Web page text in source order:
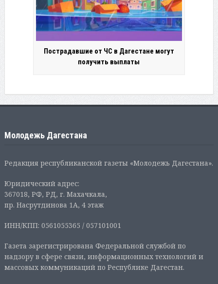
Пострадавшие от ЧС в Дагестане могут
получить выплаты
Молодежь Дагестана
Редакция республиканской газеты «Молодежь Дагестана».
Юридический адрес:
367018, РФ, РД, г. Махачкала,
пр. Насрутдинова 1А, 4 этаж
ИНН/КПП: 0561055365 / 057101001
Газета зарегистрирована Федеральной службой по
надзору в сфере связи, информационных технологий и
массовых коммуникаций по Республике Дагестан.